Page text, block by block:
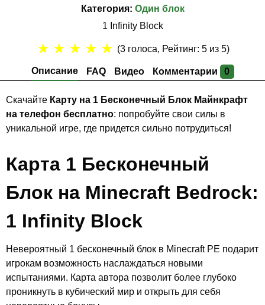
Категория: Один блок
1 Infinity Block
Описание FAQ Видео Комментарии 0
★ ★ ★ ★ ★ (3голоса, Рейтинг: 5из 5)
Скачайте Карту на 1 Бесконечный Блок Майнкрафт
на телефон бесплатно: попробуйте свои силы в
уникальной игре, где придется сильно потрудиться!
Карта 1 Бесконечный
Блок на Minecraft Bedrock:
1 Infinity Block
Невероятный 1 бесконечный блок в Minecraft PE подарит
игрокам возможность наслаждаться новыми
испытаниями. Карта автора позволит более глубоко
проникнуть в кубический мир и открыть для себя